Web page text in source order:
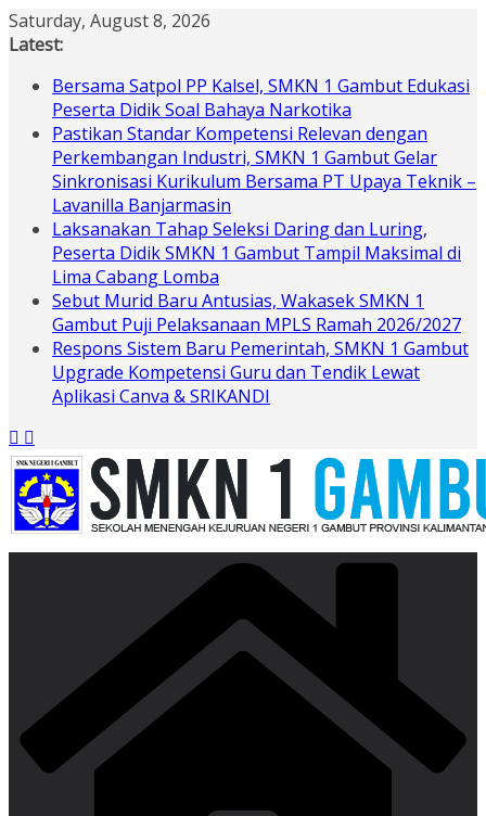
Skip
to
Saturday, August 8, 2026
Latest:
Bersama Satpol PP Kalsel, SMKN 1 Gambut Edukasi
Peserta Didik Soal Bahaya Narkotika
Pastikan Standar Kompetensi Relevan dengan
Perkembangan Industri, SMKN 1 Gambut Gelar
Sinkronisasi Kurikulum Bersama PT Upaya Teknik –
Lavanilla Banjarmasin
Laksanakan Tahap Seleksi Daring dan Luring,
Peserta Didik SMKN 1 Gambut Tampil Maksimal di
Lima Cabang Lomba
Sebut Murid Baru Antusias, Wakasek SMKN 1
Gambut Puji Pelaksanaan MPLS Ramah 2026/2027
Respons Sistem Baru Pemerintah, SMKN 1 Gambut
Upgrade Kompetensi Guru dan Tendik Lewat
Aplikasi Canva & SRIKANDI